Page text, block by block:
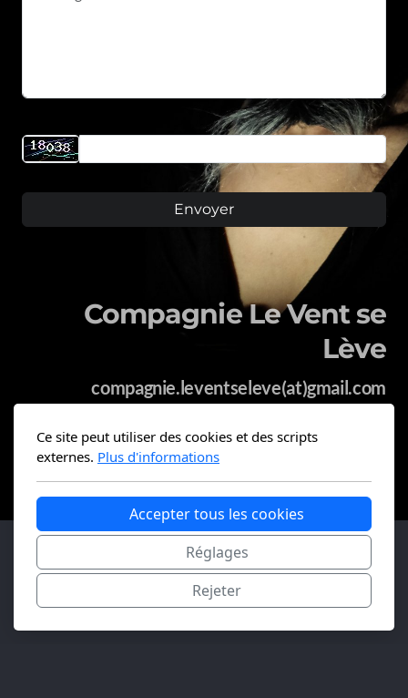
Envoyer
Compagnie Le Vent se
Lève
compagnie.leventseleve(at)gmail.com
Ce site peut utiliser des cookies et des scripts
externes. Plus d'informations
Accepter tous les cookies
Réglages
Rejeter